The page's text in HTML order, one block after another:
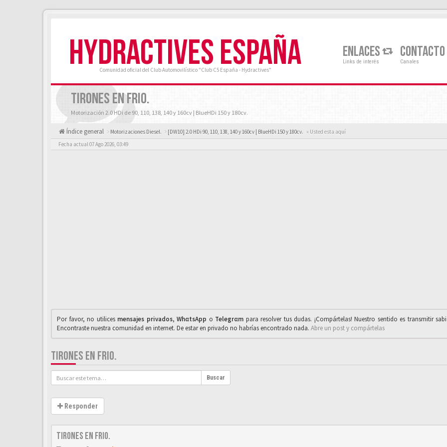
HYDRACTIVES ESPAÑA
Comunidad oficial del Club Automovilístico "Club C5 España - Hydractives"
ENLACES
Links de interés
CONTACTO
Canales
TIRONES EN FRIO.
Motorización 2.0 HDi de 90, 110, 138, 140 y 160cv | BlueHDi 150 y 180cv.
Índice general Motorizaciones Diesel. [DW10] 2.0 HDi 90, 110, 138, 140 y 160cv | BlueHDi 150 y 180cv. « Usted esta aquí
Fecha actual 07 Ago 2026, 03:49
Por favor, no utilices mensajes privados,WhαtsApp o Telegrαm para resolver tus dudas. ¡Compártelas! Nuestro sentido es transmitir
Encontraste nuestra comunidad en internet. De estar en privado no habrías encontrado nada. Abre un post y compártelas
TIRONES EN FRIO.
Buscar
Responder
Tirones en frio.